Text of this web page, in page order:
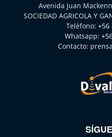
Avenida Juan
SOCIEDAD AGRICOLA Y
Teléfono: +56
Whatsapp:
Contacto: